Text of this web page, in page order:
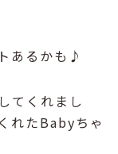
あるかも♪
てくれまし
れたBabyちゃ